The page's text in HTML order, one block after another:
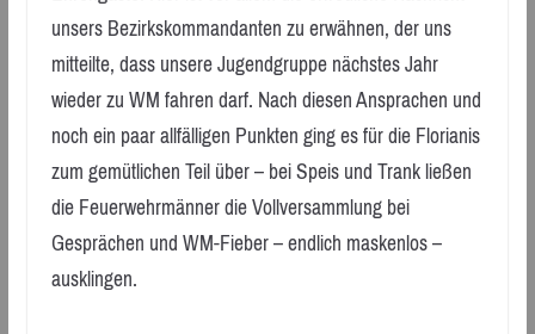
unsers Bezirkskommandanten zu erwähnen, der uns
mitteilte, dass unsere Jugendgruppe nächstes Jahr
wieder zu WM fahren darf. Nach diesen Ansprachen und
noch ein paar allfälligen Punkten ging es für die Florianis
zum gemütlichen Teil über – bei Speis und Trank ließen
die Feuerwehrmänner die Vollversammlung bei
Gesprächen und WM-Fieber – endlich maskenlos –
ausklingen.